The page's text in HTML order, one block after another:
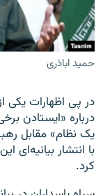
حمید اباذری
در پی اظهارات یکی
درباره «ایستادن
یک نظام» مقابل
با انتشار
کرد.